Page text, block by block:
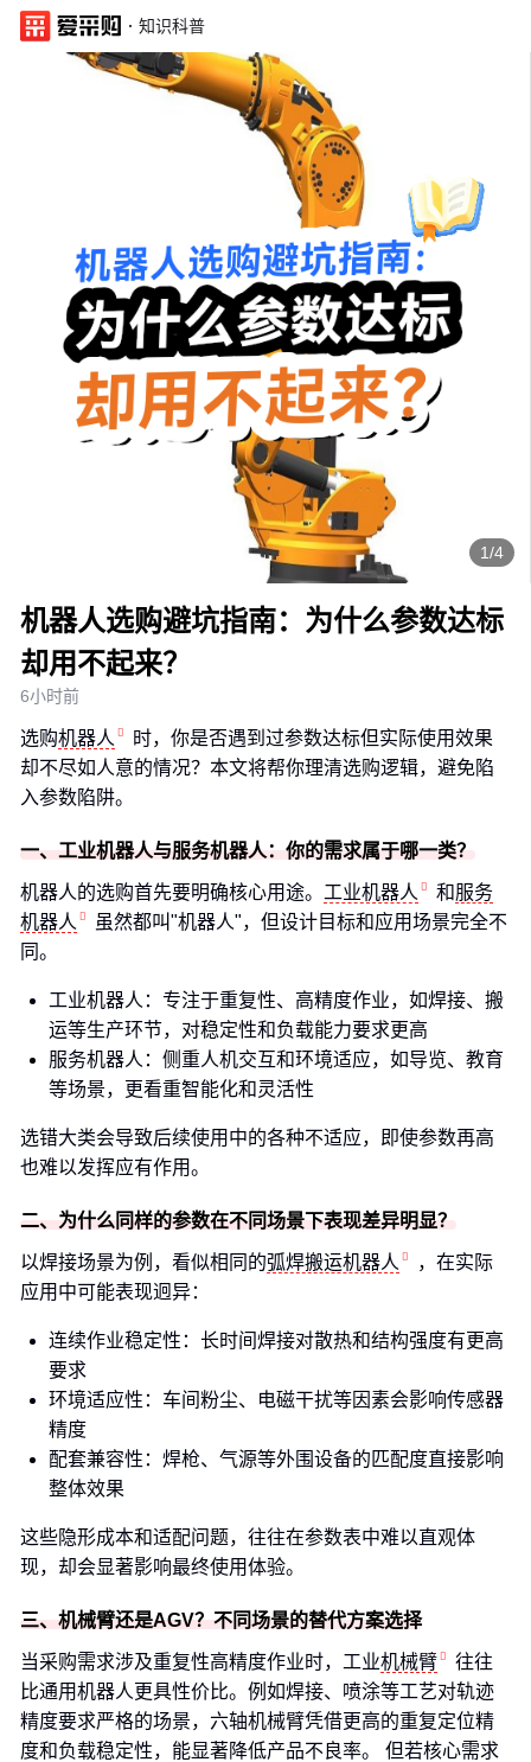
· 知识科普
1/4
机器人选购避坑指南：为什么参数达标
却用不起来？
6小时前
选购机器人
时，你是否遇到过参数达标但实际使用效果
却不尽如人意的情况？本文将帮你理清选购逻辑，避免陷
入参数陷阱。
一、工业机器人与服务机器人：你的需求属于哪一类？
机器人的选购首先要明确核心用途。 工业机器人 和服务
机器人
虽然都叫"机器人"，但设计目标和应用场景完全不
同。
工业机器人：专注于重复性、高精度作业，如焊接、搬
运等生产环节，对稳定性和负载能力要求更高
服务机器人：侧重人机交互和环境适应，如导览、教育
等场景，更看重智能化和灵活性
选错大类会导致后续使用中的各种不适应，即使参数再高
也难以发挥应有作用。
二、为什么同样的参数在不同场景下表现差异明显？
以焊接场景为例，看似相同的弧焊搬运机器人
，在实际
应用中可能表现迥异：
连续作业稳定性：长时间焊接对散热和结构强度有更高
要求
环境适应性：车间粉尘、电磁干扰等因素会影响传感器
精度
配套兼容性：焊枪、气源等外围设备的匹配度直接影响
整体效果
这些隐形成本和适配问题，往往在参数表中难以直观体
现，却会显著影响最终使用体验。
三、机械臂还是AGV？不同场景的替代方案选择
当采购需求涉及重复性高精度作业时，工业机械臂
往往
比通用机器人更具性价比。例如焊接、喷涂等工艺对轨迹
精度要求严格的场景，六轴机械臂凭借更高的重复定位精
度和负载稳定性，能显著降低产品不良率。 但若核心需求